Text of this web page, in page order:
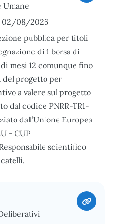
Umane
02/08/2026
pubblica per titoli
di 1 borsa di
mesi 12 comunque fino
del progetto per
a valere sul progetto
dal codice PNRR-TR1-
dall’Unione Europea
- CUP
scientifico